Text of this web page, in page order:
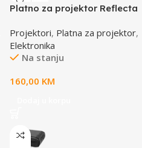
Platno za projektor Reflecta
cm ,87661
Projektori, Platna za projektor,
Elektronika
Na stanju
160,00 KM